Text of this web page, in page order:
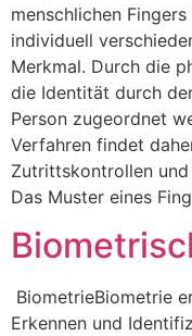
menschlichen
individuell
Merkmal. Durch die
die Identität durch
Person zugeordnet
Verfahren findet
Zutrittskontrollen
Das Muster eines
BiometrieBiometrie
Erkennen und